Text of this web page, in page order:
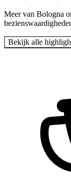
Meer van Bologna